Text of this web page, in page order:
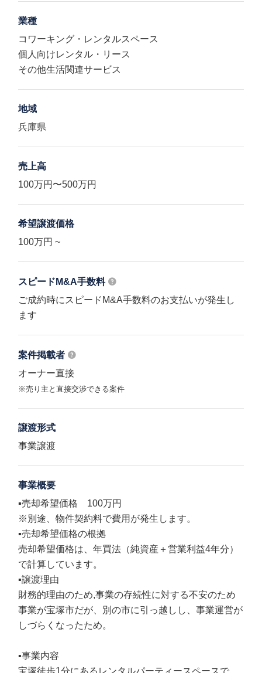
業種
コワーキング・レンタルスペース
個人向けレンタル・リース
その他生活関連サービス
地域
兵庫県
売上高
100万円〜500万円
希望譲渡価格
100万円 ~
スピードM&A手数料
ご成約時にスピードM&A手数料のお支払いが発生し
ます
案件掲載者
オーナー直接
※売り主と直接交渉できる案件
譲渡形式
事業譲渡
事業概要
▪️売却希望価格 100万円
※別途、物件契約料で費用が発生します。
▪️売却希望価格の根拠
売却希望価格は、年買法（純資産＋営業利益4年分）
で計算しています。
▪️譲渡理由
財務的理由のため,事業の存続性に対する不安のため
事業が宝塚市だが、別の市に引っ越しし、事業運営が
しづらくなったため。
▪️事業内容
宝塚徒歩1分にあるレンタルパーティースペースで